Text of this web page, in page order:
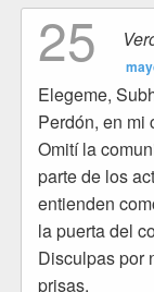
25
Elegeme,
Perdón, en mi
Omití la
parte de los
entienden
la puerta del
Disculpas por
prisas.